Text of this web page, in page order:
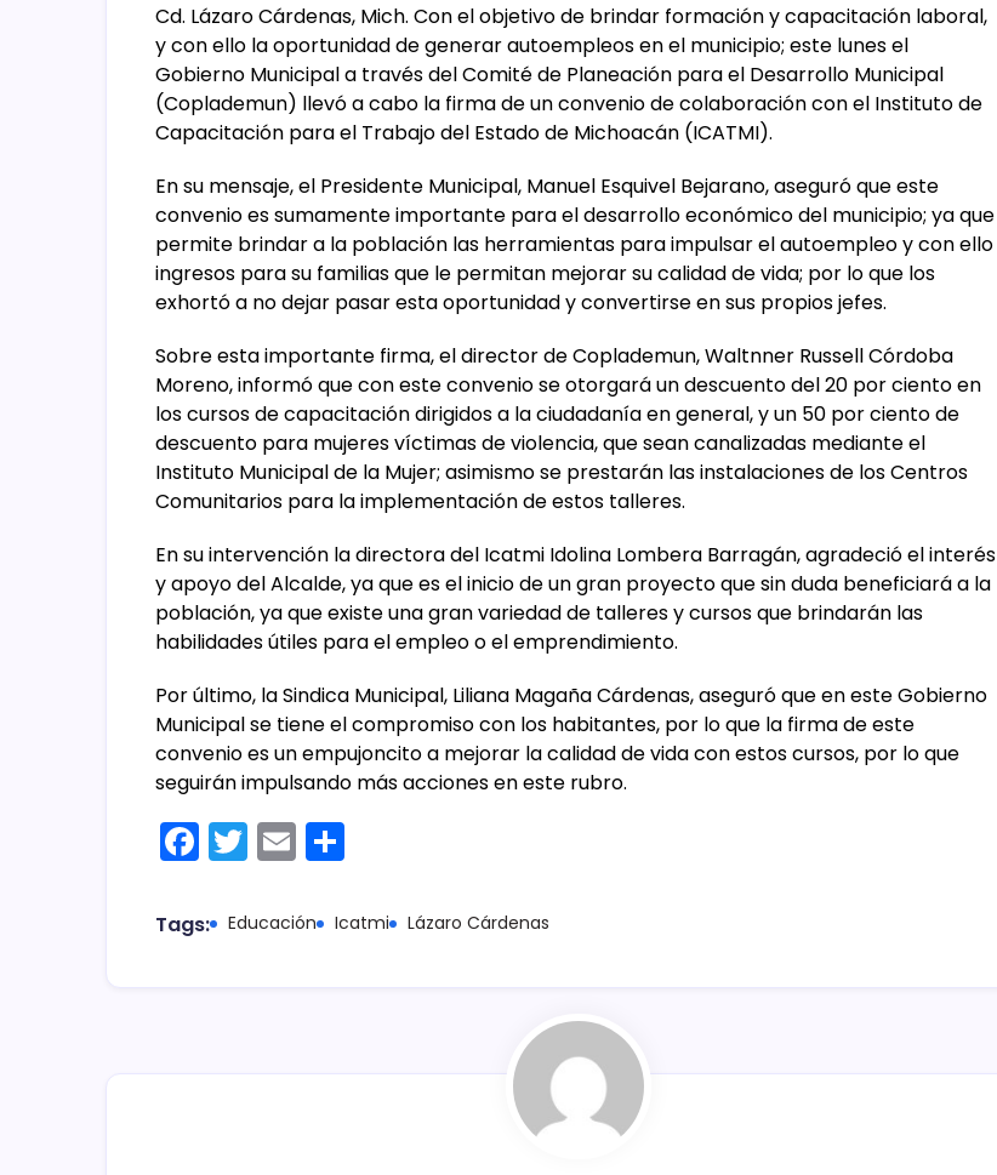
Cd. Lázaro Cárdenas, Mich. Con el objetivo de brindar formación y capacitación laboral,
y con ello la oportunidad de generar autoempleos en el municipio; este lunes el
Gobierno Municipal a través del Comité de Planeación para el Desarrollo Municipal
(Coplademun) llevó a cabo la firma de un convenio de colaboración con el Instituto de
Capacitación para el Trabajo del Estado de Michoacán (ICATMI).
En su mensaje, el Presidente Municipal, Manuel Esquivel Bejarano, aseguró que este
convenio es sumamente importante para el desarrollo económico del municipio; ya que
permite brindar a la población las herramientas para impulsar el autoempleo y con ello
ingresos para su familias que le permitan mejorar su calidad de vida; por lo que los
exhortó a no dejar pasar esta oportunidad y convertirse en sus propios jefes.
Sobre esta importante firma, el director de Coplademun, Waltnner Russell Córdoba
Moreno, informó que con este convenio se otorgará un descuento del 20 por ciento en
los cursos de capacitación dirigidos a la ciudadanía en general, y un 50 por ciento de
descuento para mujeres víctimas de violencia, que sean canalizadas mediante el
Instituto Municipal de la Mujer; asimismo se prestarán las instalaciones de los Centros
Comunitarios para la implementación de estos talleres.
En su intervención la directora del Icatmi Idolina Lombera Barragán, agradeció el interés
y apoyo del Alcalde, ya que es el inicio de un gran proyecto que sin duda beneficiará a la
población, ya que existe una gran variedad de talleres y cursos que brindarán las
habilidades útiles para el empleo o el emprendimiento.
Por último, la Sindica Municipal, Liliana Magaña Cárdenas, aseguró que en este Gobierno
Municipal se tiene el compromiso con los habitantes, por lo que la firma de este
convenio es un empujoncito a mejorar la calidad de vida con estos cursos, por lo que
seguirán impulsando más acciones en este rubro.
F
a
c
T
w
itt
E
m
ai m
Tags: Educación Icatmi Lázaro Cárdenas